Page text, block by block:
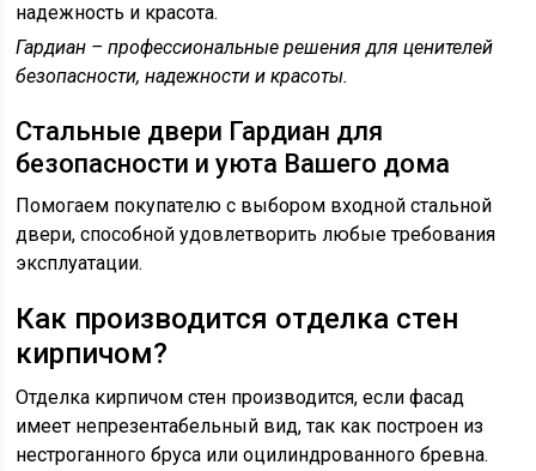
надежность и красота.
Гардиан – профессиональные решения для ценителей
безопасности, надежности и красоты.
Стальные двери Гардиан для
безопасности и уюта Вашего дома
Помогаем покупателю с выбором входной стальной
двери, способной удовлетворить любые требования
эксплуатации.
Как производится отделка стен
кирпичом?
Отделка кирпичом стен производится, если фасад
имеет непрезентабельный вид, так как построен из
нестроганного бруса или оцилиндрованного бревна.